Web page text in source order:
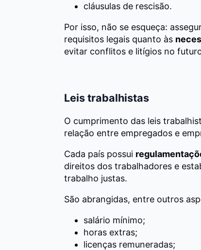
cláusulas de rescisão.
Por isso, não se esqueça:
requisitos legais quanto às
evitar conflitos e litígios no
Leis trabalhistas
O cumprimento das leis
relação entre empregados e
Cada país possui
direitos dos trabalhadores e
trabalho justas.
São abrangidas, entre outros
salário mínimo;
horas extras;
licenças remuneradas;